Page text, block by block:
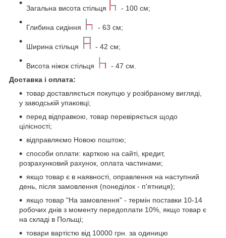
Загальна висота стільця - 100 см;
Глибина сидіння - 63 см;
Ширина стільця - 42 см;
Висота ніжок стільця
- 47 см.
Доставка і оплата:
товар доставляється покупцю у розібраному вигляді,
у заводській упаковці;
перед відправкою, товар перевіряється щодо
цілісності;
відправляємо Новою поштою;
способи оплати: карткою на сайті, кредит,
розрахунковий рахунок, оплата частинами;
якщо товар є в наявності, оправлення на наступний
день, після замовлення (понеділок - п'ятниця);
якщо товар "На замовлення" - термін поставки 10-14
робочих днів з моменту передоплати 10%, якщо товар є
на складі в Польщі;
товари вартістю від 10000 грн. за одиницю